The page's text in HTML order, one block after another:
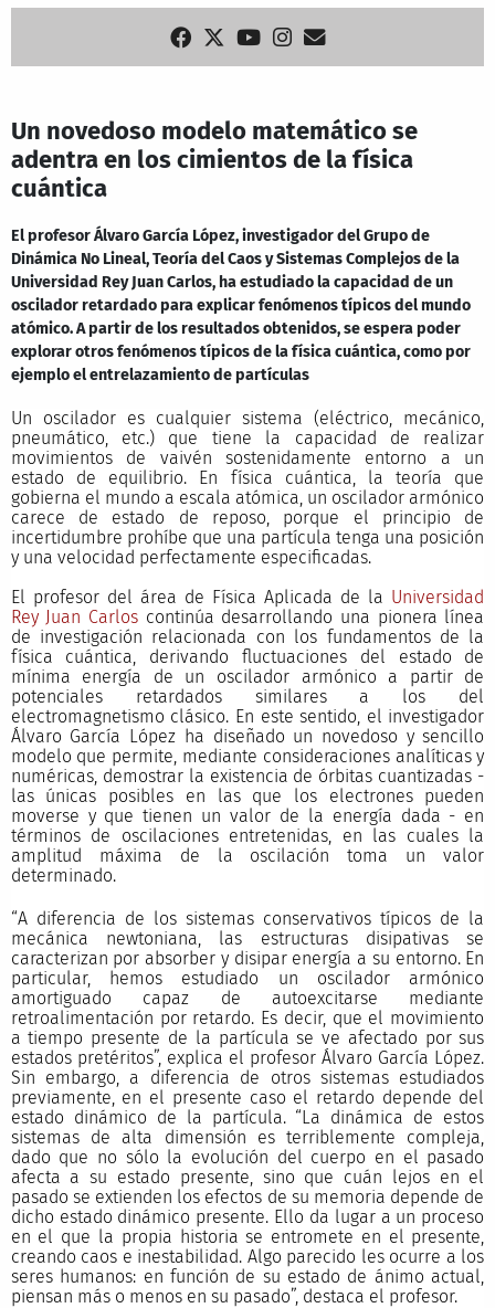
Un novedoso modelo matemático se
adentra en los cimientos de la física
cuántica
El profesor Álvaro García López, investigador del Grupo de
Dinámica No Lineal, Teoría del Caos y Sistemas Complejos de la
Universidad Rey Juan Carlos, ha estudiado la capacidad de un
oscilador retardado para explicar fenómenos típicos del mundo
atómico. A partir de los resultados obtenidos, se espera poder
explorar otros fenómenos típicos de la física cuántica, como por
ejemplo el entrelazamiento de partículas
Un oscilador es cualquier sistema (eléctrico, mecánico,
pneumático, etc.) que tiene la capacidad de realizar
movimientos de vaivén sostenidamente entorno a un
estado de equilibrio. En física cuántica, la teoría que
gobierna el mundo a escala atómica, un oscilador armónico
carece de estado de reposo, porque el principio de
incertidumbre prohíbe que una partícula tenga una posición
y una velocidad perfectamente especificadas.
El profesor del área de Física Aplicada de la Universidad
Rey Juan Carlos continúa desarrollando una pionera línea
de investigación relacionada con los fundamentos de la
física cuántica, derivando fluctuaciones del estado de
mínima energía de un oscilador armónico a partir de
potenciales retardados similares a los del
electromagnetismo clásico. En este sentido, el investigador
Álvaro García López ha diseñado un novedoso y sencillo
modelo que permite, mediante consideraciones analíticas y
numéricas, demostrar la existencia de órbitas cuantizadas -
las únicas posibles en las que los electrones pueden
moverse y que tienen un valor de la energía dada - en
términos de oscilaciones entretenidas, en las cuales la
amplitud máxima de la oscilación toma un valor
determinado.
“A diferencia de los sistemas conservativos típicos de la
mecánica newtoniana, las estructuras disipativas se
caracterizan por absorber y disipar energía a su entorno. En
particular, hemos estudiado un oscilador armónico
amortiguado capaz de autoexcitarse mediante
retroalimentación por retardo. Es decir, que el movimiento
a tiempo presente de la partícula se ve afectado por sus
estados pretéritos”, explica el profesor Álvaro García López.
Sin embargo, a diferencia de otros sistemas estudiados
previamente, en el presente caso el retardo depende del
estado dinámico de la partícula. “La dinámica de estos
sistemas de alta dimensión es terriblemente compleja,
dado que no sólo la evolución del cuerpo en el pasado
afecta a su estado presente, sino que cuán lejos en el
pasado se extienden los efectos de su memoria depende de
dicho estado dinámico presente. Ello da lugar a un proceso
en el que la propia historia se entromete en el presente,
creando caos e inestabilidad. Algo parecido les ocurre a los
seres humanos: en función de su estado de ánimo actual,
piensan más o menos en su pasado”, destaca el profesor.